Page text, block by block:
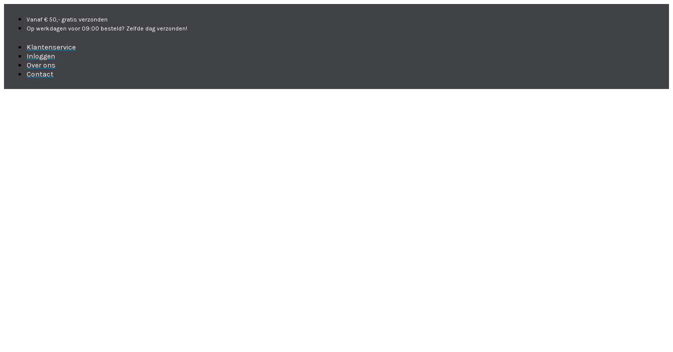
Vanaf € 50,- gratis verzonden
Op werkdagen voor 09:00 besteld? Zelfde dag verzonden!
Klantenservice
Inloggen
Over ons
Contact